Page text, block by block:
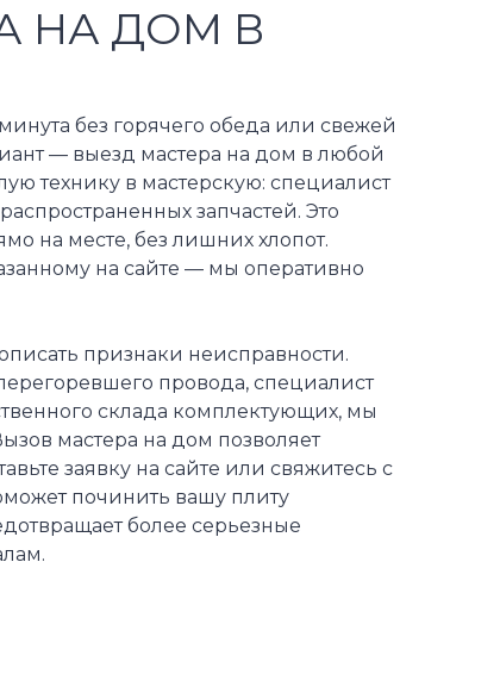
НА ДОМ В
без горячего обеда или свежей
— выезд мастера на дом в любой
технику в мастерскую: специалист
запчастей. Это
на месте, без лишних хлопот.
на сайте — мы оперативно
признаки неисправности.
провода, специалист
склада комплектующих, мы
мастера на дом позволяет
заявку на сайте или свяжитесь с
починить вашу плиту
более серьезные